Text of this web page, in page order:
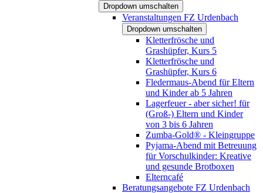
Dropdown umschalten
Veranstaltungen FZ Urdenbach
Dropdown umschalten
Kletterfrösche und
Grashüpfer, Kurs 5
Kletterfrösche und
Grashüpfer, Kurs 6
Fledermaus-Abend für Eltern
und Kinder ab 5 Jahren
Lagerfeuer - aber sicher! für
(Groß-) Eltern und Kinder
von 3 bis 6 Jahren
Zumba-Gold® - Kleingruppe
Pyjama-Abend mit Betreuung
für Vorschulkinder: Kreative
und gesunde Brotboxen
Elterncafé
Beratungsangebote FZ Urdenbach